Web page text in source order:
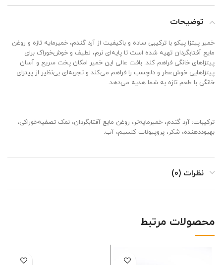
توضیحات
خمیر پیتزا پیکو با ترکیبی ساده و باکیفیت از آرد گندم، خمیرمایه تازه و روغن
مایع آفتابگردان تهیه شده است تا پایه‌ای نرم، لطیف و خوش‌خوراک برای
پیتزاهای خانگی فراهم کند. بافت عالی این خمیر امکان پخت سریع و آسان
پیتزاهایی خوش‌عطر و دلچسب را فراهم می‌کند و تجربه‌ای بی‌نظیر از پیتزای
خانگی با طعم تازه به شما هدیه می‌دهد.
ترکیبات: آرد گندم، خمیرمایه‌تر، روغن مایع آفتابگردان، نمک تصفیه‌خوراکی،
بهبوددهنده، شکر، پروپیونات کلسیم، آب.
نظرات (0)
محصولات مرتبط